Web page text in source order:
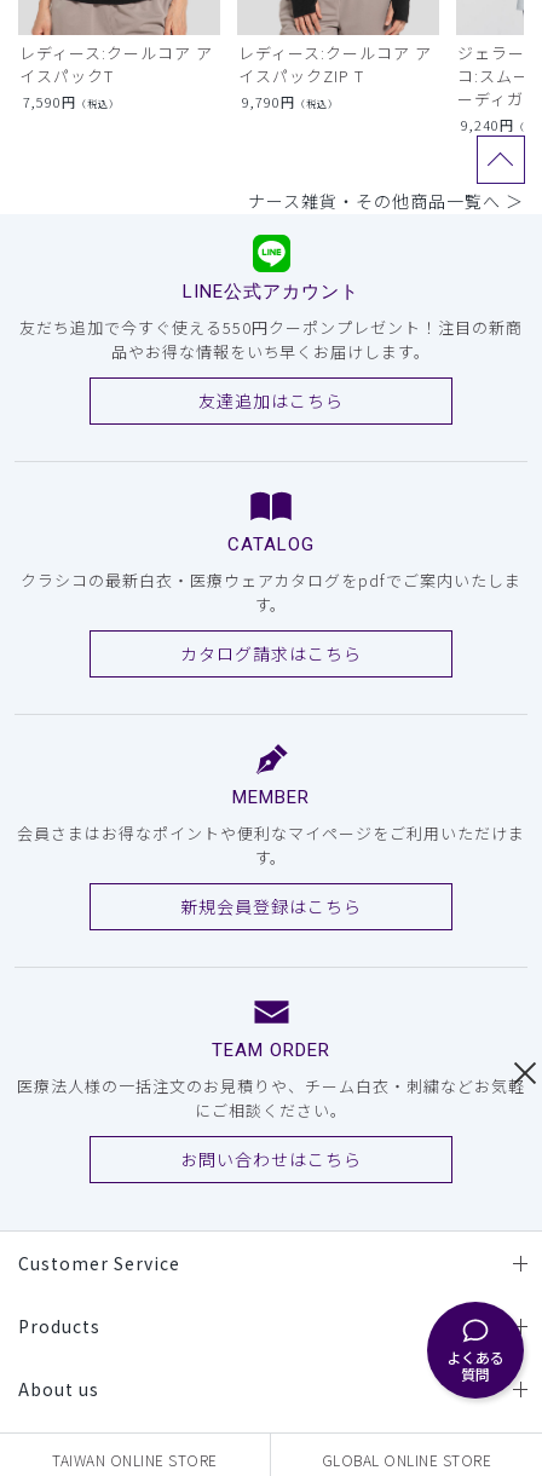
よくある
質問
レディース:クールコア ア
イスパックT
7,590円 （税込）
レディース:クールコア ア
イスパックZIP T
9,790円 （税込）
ジェラー
コ:スムー
ーディガン
9,240円 （税
ナース雑貨・その他商品一覧へ ＞
LINE公式アカウント
友だち追加で今すぐ使える550円クーポンプレゼント！注目の新商
品やお得な情報をいち早くお届けします。
友達追加はこちら
CATALOG
クラシコの最新白衣・医療ウェアカタログをpdfでご案内いたしま
す。
カタログ請求はこちら
MEMBER
会員さまはお得なポイントや便利なマイページをご利用いただけま
す。
新規会員登録はこちら
TEAM ORDER
医療法人様の一括注文のお見積りや、チーム白衣・刺繍などお気軽
にご相談ください。
お問い合わせはこちら
Customer Service
Products
About us
TAIWAN ONLINE STORE GLOBAL ONLINE STORE